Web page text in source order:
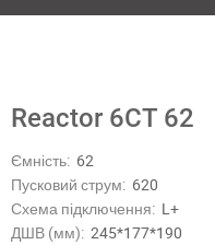
Reactor 6СТ 62
Ємність: 62
Пусковий струм: 620
Схема підключення: L+
ДШВ (мм): 245*177*190